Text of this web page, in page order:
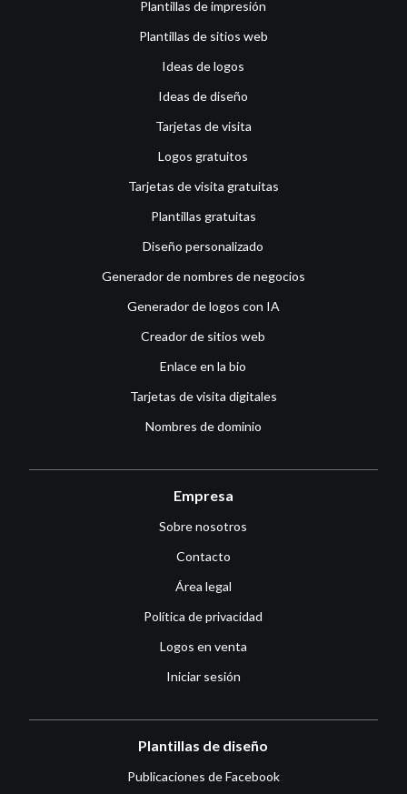
Plantillas de impresión
Plantillas de sitios web
Ideas de logos
Ideas de diseño
Tarjetas de visita
Logos gratuitos
Tarjetas de visita gratuitas
Plantillas gratuitas
Diseño personalizado
Generador de nombres de negocios
Generador de logos con IA
Creador de sitios web
Enlace en la bio
Tarjetas de visita digitales
Nombres de dominio
Empresa
Sobre nosotros
Contacto
Área legal
Política de privacidad
Logos en venta
Iniciar sesión
Plantillas de diseño
Publicaciones de Facebook